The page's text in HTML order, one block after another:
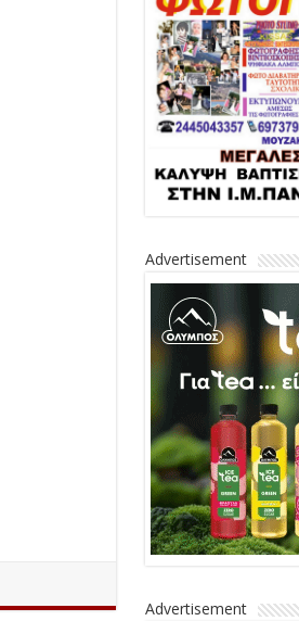
Advertisement
Advertisement